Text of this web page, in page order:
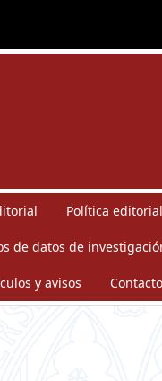
Política editorial
de datos de
y avisos Contacto